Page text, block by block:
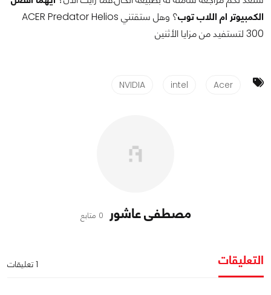
الكمبيوتر ام اللاب توب
؟ وهل ستقتني ACER Predator Helios
300 لتستفيد من مزايا الأثنين
Acer
intel
NVIDIA
مصطفى عاشور 0 متابع
التعليقات 1 تعليقات